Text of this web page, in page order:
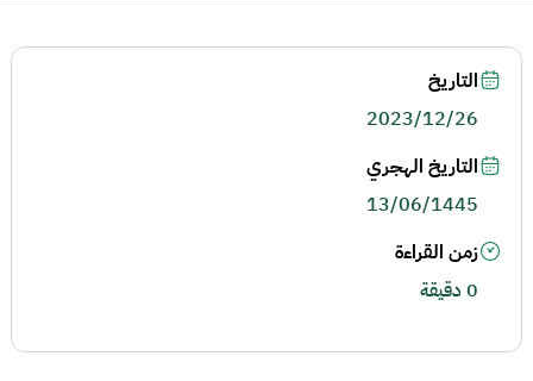
التاريخ
2023/12/26
التاريخ الهجري
13/06/1445
زمن القراءة
0 دقيقة